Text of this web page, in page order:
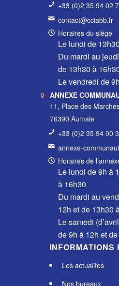
+33 (0)2 35 94 02
contact@cciabb.fr
Horaires du siège
Le lundi de
Du mardi au
de 13h30 à
Le vendredi de
ANNEXE
11, Place des
76390 Aumale
+33 (0)2 35 94 00
annexe-
Horaires de
Le lundi de 9h à
à 16h30
Du mardi au
12h et de 13h30
Le samedi
de 9h à 12h et
INFORMATIONS
Les actualités
Nos bureaux